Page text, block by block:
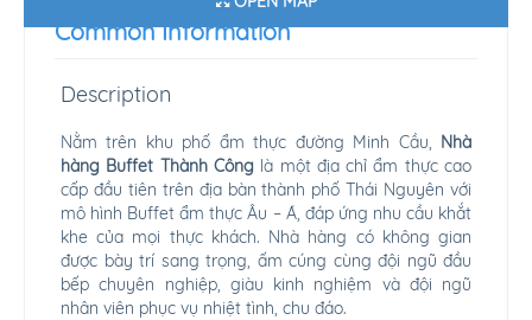
Common Information
Description
Nằm trên khu phố ẩm thực đường Minh Cầu, Nhà
hàng Buffet Thành Cônglà một địa chỉ ẩm thực cao
cấp đầu tiên trên địa bàn thành phố Thái Nguyên với
mô hình Buffet ẩm thực Âu – Á, đáp ứng nhu cầu khắt
khe của mọi thực khách. Nhà hàng có không gian
được bày trí sang trọng, ấm cúng cùng đội ngũ đầu
bếp chuyên nghiệp, giàu kinh nghiệm và đội ngũ
nhân viên phục vụ nhiệt tình, chu đáo.